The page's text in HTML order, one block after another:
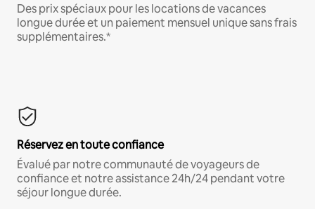
Des prix spéciaux pour les locations de vacances
longue durée et un paiement mensuel unique sans frais
supplémentaires.*
Réservez en toute confiance
Évalué par notre communauté de voyageurs de
confiance et notre assistance 24h/24 pendant votre
séjour longue durée.